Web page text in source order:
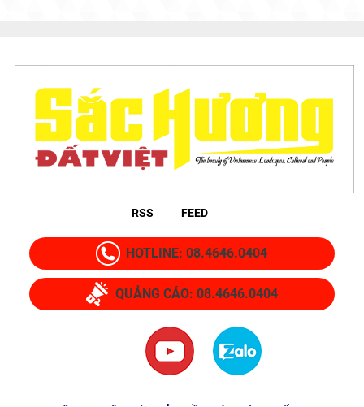
RSS FEED
HOTLINE: 08.4646.0404
QUẢNG CÁO: 08.4646.0404